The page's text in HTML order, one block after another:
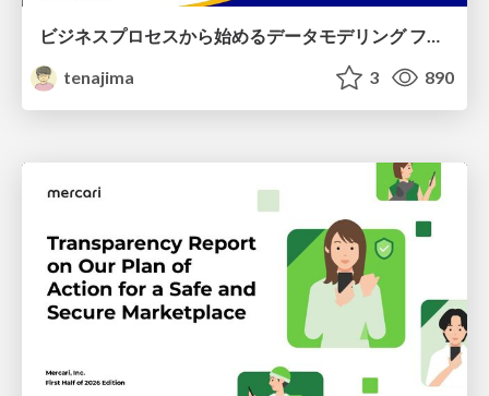
ビジネスプロセスから始めるデータモデリング ファクトとディメンションの前に考えること
tenajima
3 890